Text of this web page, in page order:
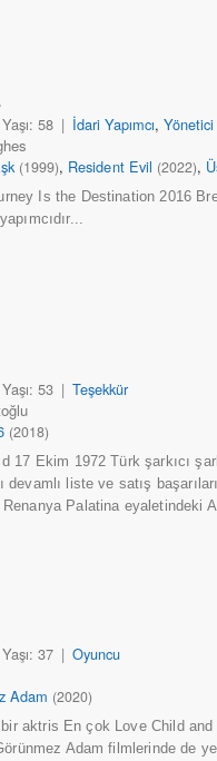
Yaşı: 58 | İdari Yapımcı,Yönetici
(1999), Resident Evil (2022),
Is the Destination 2016
Yaşı: 53 | Teşekkür
(2018)
17 Ekim 1972 Türk şarkıcı
devamlı liste ve satış
Renanya Palatina eyaletindeki
Yaşı: 37 | Oyuncu
Adam (2020)
aktris En çok Love Child
Adam filmlerinde de